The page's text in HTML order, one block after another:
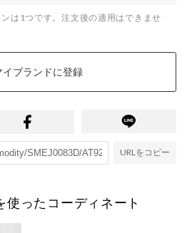
は1つです。注文後の適用はできませ
イブランドに登録
URLをコピー
使ったコーディネート